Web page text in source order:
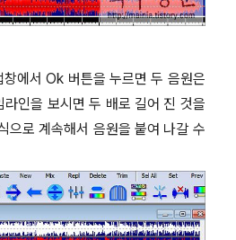
창에서Ok 버튼을 누르면 두 음원은
라인을 보시면 두 배로 길어 진 것을
으로 계속해서 음원을 붙여 나갈 수